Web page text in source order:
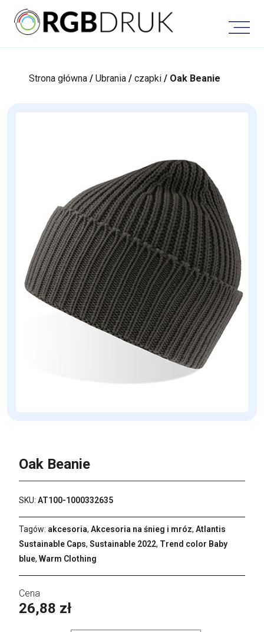
content
Strona główna /Ubrania /czapki / Oak Beanie
Oak Beanie
SKU: AT100-1000332635
Tagów: akcesoria, Akcesoria na śnieg i mróz, Atlantis
Sustainable Caps, Sustainable 2022, Trend color Baby
blue, Warm Clothing
26,88 zł